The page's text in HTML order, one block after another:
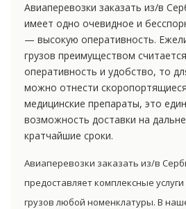
Авиаперевозки заказать из/в
имеет одно очевидное и
— высокую оперативность.
грузов преимуществом
оперативность и удобство, то
можно отнести
медицинские препараты, это
возможность доставки на
кратчайшие сроки.
Авиаперевозки заказать из/в
предоставляет комплексные
грузов любой номенклатуры. В